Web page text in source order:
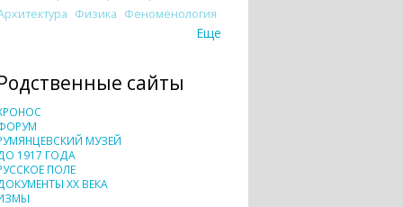
Физика Феноменология
Еще
сайты
МУЗЕЙ
1917 ГОДА
ПОЛЕ
XX ВЕКА